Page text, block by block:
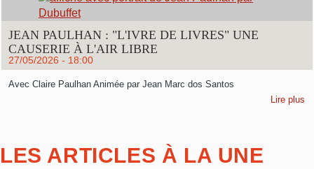
JEAN PAULHAN : "L'IVRE DE LIVRES" UNE
CAUSERIE À L'AIR LIBRE
27/05/2026 - 18:00
Avec Claire Paulhan Animée par Jean Marc dos Santos
Lire plus
LES ARTICLES À LA UNE